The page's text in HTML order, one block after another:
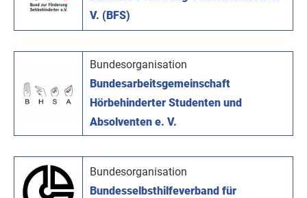
V. (BFS)
Bundesorganisation
Bundesarbeitsgemeinschaft
Hörbehinderter Studenten und
Absolventen e. V.
Bundesorganisation
Bundesselbsthilfeverband für